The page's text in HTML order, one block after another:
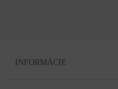
INFORMÁCIE